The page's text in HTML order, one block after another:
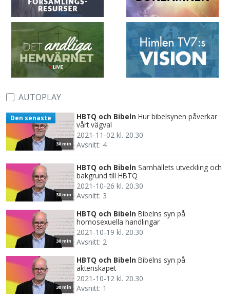
AUTOPLAY
30 min
Den senaste HBTQ och Bibeln Hur bibelsynen påverkar
vårt vägval
2021-11-02 kl. 20.30
Avsnitt: 4
30 min
HBTQ och Bibeln Samhällets utveckling och
bakgrund till HBTQ
2021-10-26 kl. 20.30
Avsnitt: 3
30 min
HBTQ och Bibeln Bibelns syn på
homosexuella handlingar
2021-10-19 kl. 20.30
Avsnitt: 2
30 min
HBTQ och Bibeln Bibelns syn på
äktenskapet
2021-10-12 kl. 20.30
Avsnitt: 1